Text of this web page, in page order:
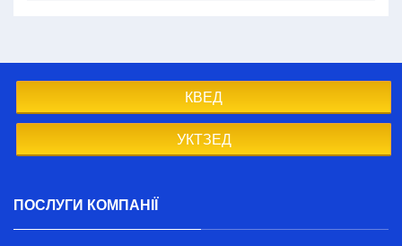
КВЕД
УКТЗЕД
ПОСЛУГИ КОМПАНІЇ